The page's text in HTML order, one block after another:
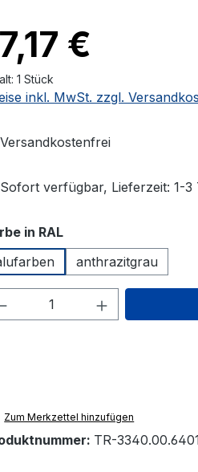
€
1 Stück
inkl. MwSt. zzgl.
Versandkostenfrei
Sofort verfügbar, Lieferzeit: 1-3
in RALauswählen
anthrazitgrau
Anzahl: Gib
Zum Merkzettel hinzufügen
TR-